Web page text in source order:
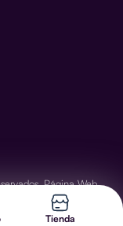
Página Web
Tienda